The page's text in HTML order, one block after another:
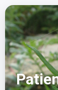
Aller
au
contenu